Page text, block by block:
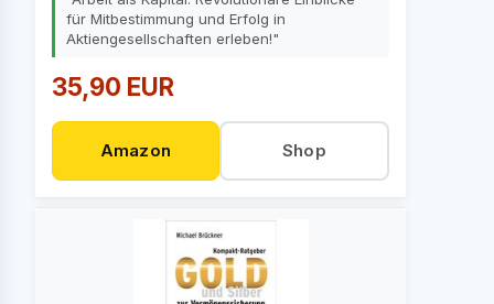
für Mitbestimmung und Erfolg in
Aktiengesellschaften erleben!"
35,90 EUR
Amazon Shop